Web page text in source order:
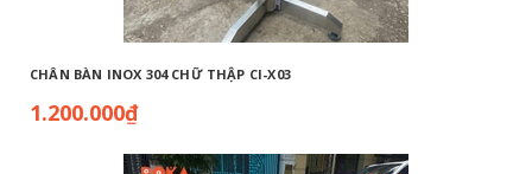
CHÂN BÀN INOX 304 CHỮ THẬP CI-X03
1.200.000₫